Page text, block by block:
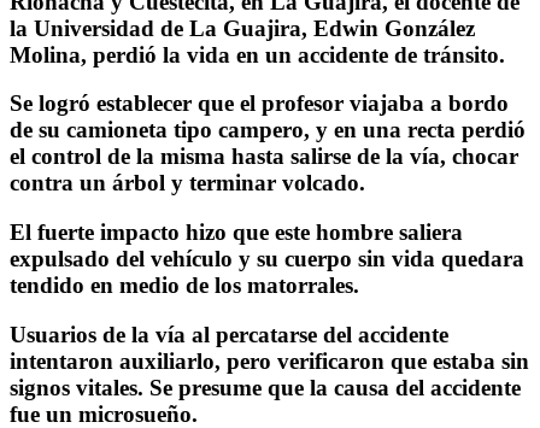
la Universidad de La Guajira, Edwin González
Molina, perdió la vida en un accidente de tránsito.
Se logró establecer que el profesor viajaba a bordo
de su camioneta tipo campero, y en una recta perdió
el control de la misma hasta salirse de la vía, chocar
contra un árbol y terminar volcado.
El fuerte impacto hizo que este hombre saliera
expulsado del vehículo y su cuerpo sin vida quedara
tendido en medio de los matorrales.
Usuarios de la vía al percatarse del accidente
intentaron auxiliarlo, pero verificaron que estaba sin
signos vitales. Se presume que la causa del accidente
fue un microsueño.